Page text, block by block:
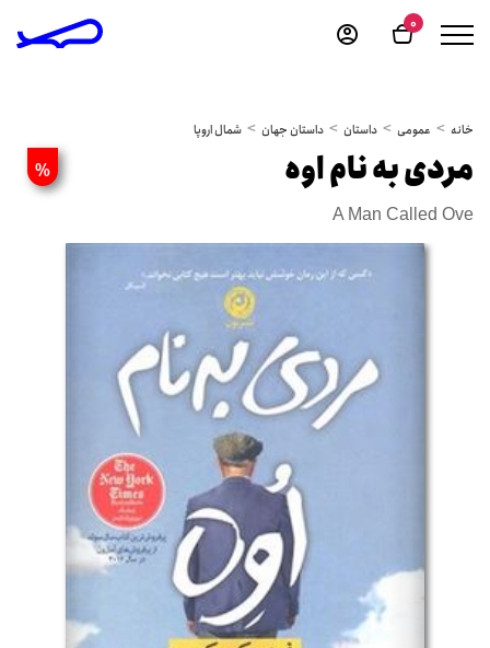
0
خانه عمومی داستان داستان جهان شمال اروپا
% مردی به نام اوه
A Man Called Ove